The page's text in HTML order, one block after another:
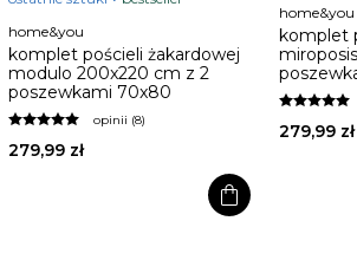
home&you
komplet pościeli żakardowej
modulo 200x220 cm z 2
poszewkami 70x80
opinii (8)
279,99 zł
shopping_bag
home&you
komplet
279,99 zł